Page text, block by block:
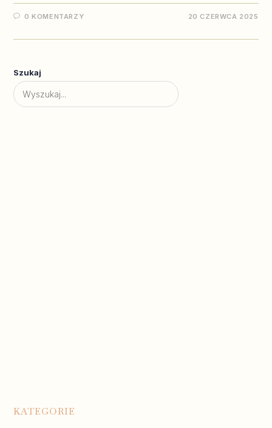
0 KOMENTARZY 20 CZERWCA 2025
Szukaj
KATEGORIE